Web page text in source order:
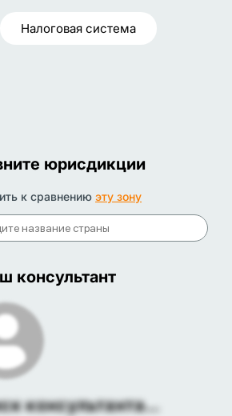
Налоговая система
юрисдикции
к сравнению эту зону
консультант
консультанта...